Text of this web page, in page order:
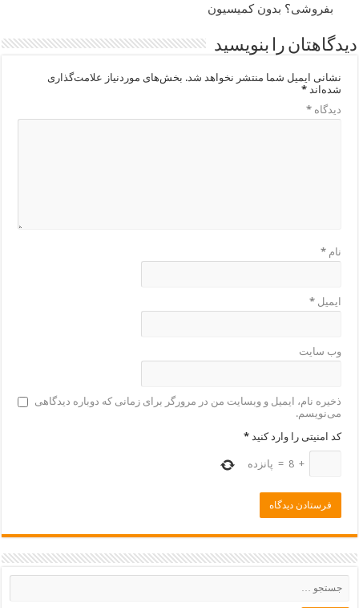
بفروشی؟ بدون کمیسیون
دیدگاهتان را بنویسید
نشانی ایمیل شما منتشر نخواهد شد. بخش‌های موردنیاز علامت‌گذاری
شده‌اند*
دیدگاه*
نام*
ایمیل*
وب‌ سایت
ذخیره نام، ایمیل و وبسایت من در مرورگر برای زمانی که دوباره دیدگاهی
می‌نویسم.
کد امنیتی را وارد کنید *
+
8
= پانزده